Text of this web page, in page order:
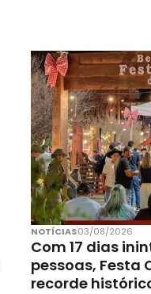
NOTÍCIAS03/08/2026
Com 17 dias
pessoas, Festa
recorde